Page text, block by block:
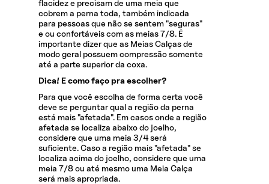
flacidez e precisam de uma meia que
cobrem a perna toda, também indicada
para pessoas que não se sentem "seguras"
e ou confortáveis com as meias 7/8. É
importante dizer que as Meias Calças de
modo geral possuem compressão somente
até a parte superior da coxa.
Dica! E como faço pra escolher?
Para que você escolha de forma certa você
deve se perguntar qual a região da perna
está mais "afetada". Em casos onde a região
afetada se localiza abaixo do joelho,
considere que uma meia 3/4 será
suficiente. Caso a região mais "afetada" se
localiza acima do joelho, considere que uma
meia 7/8 ou até mesmo uma Meia Calça
será mais apropriada.